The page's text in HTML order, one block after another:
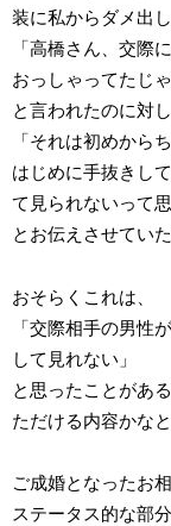
装に私からダメ出
「高橋さん、交際
おっしゃってたじ
と言われたのに対し
「それは初めから
はじめに手抜きし
て見られないって
とお伝えさせてい
おそらくこれは、
「交際相手の男性
して見れない」
と思ったことがあ
ただける内容かなと
ご成婚となったお
ステータス的な部